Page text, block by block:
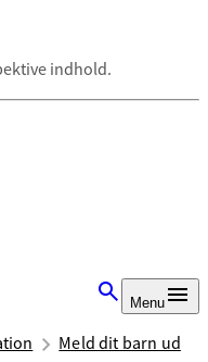
indhold.
Menu
Meld dit barn ud